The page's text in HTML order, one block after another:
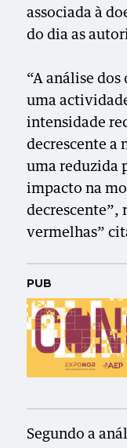
associada à
do dia as
“A análise
uma
intensidade
decrescente a
uma reduzida
impacto na
decrescente”,
vermelhas”
PUB
Segundo a